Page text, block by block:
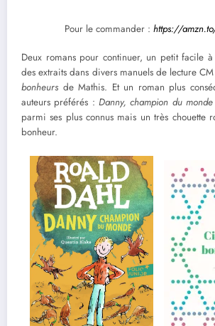
Pour le commander : https://
Deux romans pour continuer, un petit facile
des extraits dans divers manuels de lecture
bonheurs de Mathis. Et un roman plus
auteurs préférés : Danny, champion du monde
parmi ses plus connus mais un très chouette
bonheur.